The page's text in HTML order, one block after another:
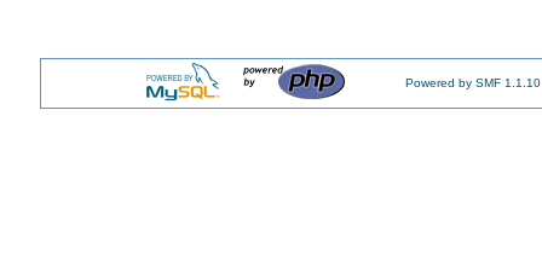
Powered by SMF 1.1.10